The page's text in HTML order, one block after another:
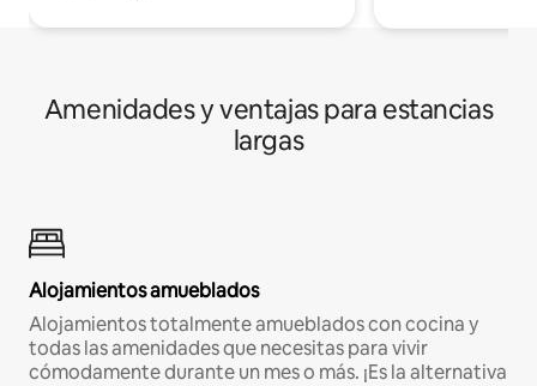
Amenidades y ventajas para estancias
largas
Alojamientos amueblados
Alojamientos totalmente amueblados con cocina y
todas las amenidades que necesitas para vivir
cómodamente durante un mes o más. ¡Es la alternativa